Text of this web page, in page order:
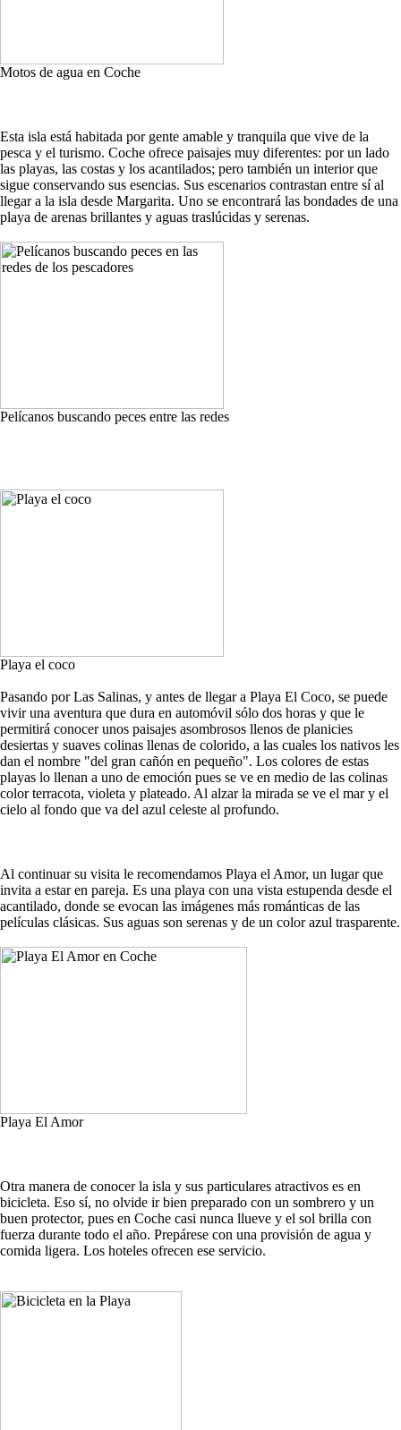
Motos de agua en Coche
Esta isla está habitada por gente amable y tranquila que vive de la
pesca y el turismo. Coche ofrece paisajes muy diferentes: por un lado
las playas, las costas y los acantilados; pero también un interior que
sigue conservando sus esencias. Sus escenarios contrastan entre sí al
llegar a la isla desde Margarita. Uno se encontrará las bondades de una
playa de arenas brillantes y aguas traslúcidas y serenas.
Pelícanos buscando peces entre las redes
Playa el coco
Pasando por Las Salinas, y antes de llegar a Playa El Coco, se puede
vivir una aventura que dura en automóvil sólo dos horas y que le
permitirá conocer unos paisajes asombrosos llenos de planicies
desiertas y suaves colinas llenas de colorido, a las cuales los nativos les
dan el nombre "del gran cañón en pequeño". Los colores de estas
playas lo llenan a uno de emoción pues se ve en medio de las colinas
color terracota, violeta y plateado. Al alzar la mirada se ve el mar y el
cielo al fondo que va del azul celeste al profundo.
Al continuar su visita le recomendamos Playa el Amor, un lugar que
invita a estar en pareja. Es una playa con una vista estupenda desde el
acantilado, donde se evocan las imágenes más románticas de las
películas clásicas. Sus aguas son serenas y de un color azul trasparente.
Playa El Amor
Otra manera de conocer la isla y sus particulares atractivos es en
bicicleta. Eso sí, no olvide ir bien preparado con un sombrero y un
buen protector, pues en Coche casi nunca llueve y el sol brilla con
fuerza durante todo el año. Prepárese con una provisión de agua y
comida ligera. Los hoteles ofrecen ese servicio.